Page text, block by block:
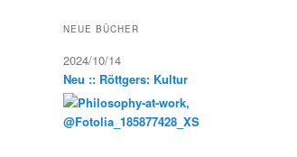
NEUE BÜCHER
2024/10/14
Neu :: Röttgers: Kultur